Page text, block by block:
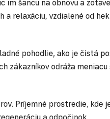
šancu na obnovu a
relaxáciu, vzdialené od
pohodlie, ako je čistá
odráža
Príjemné prostredie, kde
a odpočinok.